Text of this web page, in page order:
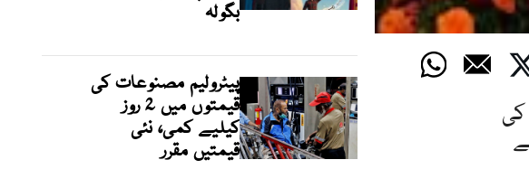
بگولہ
پیٹرولیم مصنوعات کی
قیمتوں میں 2 روز
کیلیے کمی، نئی
قیمتیں مقرر